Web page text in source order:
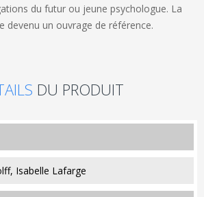
du futur ou jeune psychologue. La
devenu un ouvrage de référence.
DU PRODUIT
Isabelle Lafarge